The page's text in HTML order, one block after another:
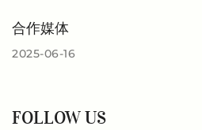
合作媒体
2025-06-16
FOLLOW US